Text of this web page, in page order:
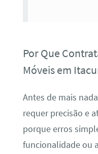
Por Que
Móveis em
Antes de mais
requer precisão e
porque erros
funcionalidade ou